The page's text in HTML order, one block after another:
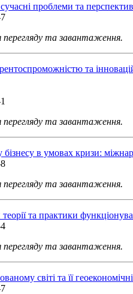
проблеми та
та завантаження.
та
та завантаження.
бізнесу в умовах кризи:
та завантаження.
та практики
та завантаження.
світі та її